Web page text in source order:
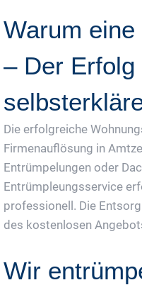
Warum
– Der Erfolg
Die erfolgreiche
Firmenauflösung in
Entrümpelungen oder
Entrümpleungsservice
professionell. Die
des kostenlosen
Wir